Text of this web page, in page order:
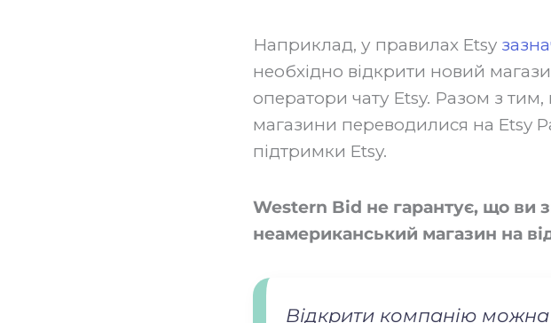
‍Наприклад, у правилах Etsy
необхідно відкрити новий
оператори чату Etsy. Разом з тим,
магазини переводилися на Etsy
підтримки Etsy.
Western Bid не гарантує, що ви
неамериканський магазин на
Відкрити компанію можна